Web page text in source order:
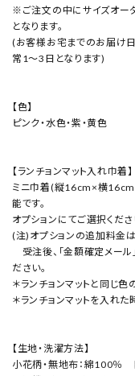
※ご注文の中にサイズオー
となります。
(お客様お宅までのお届け日
常1～3日となります)
【色】
ピンク・水色・紫・黄色
【ランチョンマット入れ巾着】
ミニ巾着(縦16cm×横16cm
能です。
オプションにてご選択くださ
(注)オプションの追加料金
受注後、「金額確定メー
ださい。
＊ランチョンマットと同じ
＊ランチョンマットを入れた
【生地・洗濯方法】
小花柄・無地布：綿100％